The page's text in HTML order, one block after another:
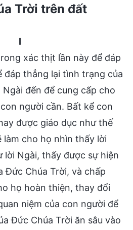
Trời trên đất
I
xác thịt lần này để đáp
đáp thẳng lại tình trạng của
đến để cung cấp cho
người cần. Bất kể con
được giáo dục như thế
làm cho họ nhìn thấy lời
lời Ngài, thấy được sự hiện
Đức Chúa Trời, và chấp
họ hoàn thiện, thay đổi
niệm của con người để
Đức Chúa Trời ăn sâu vào